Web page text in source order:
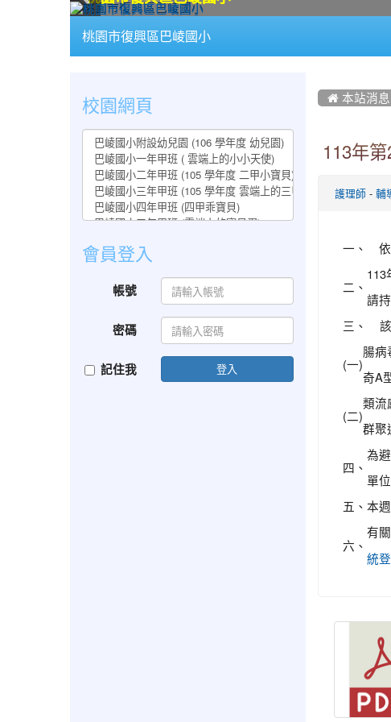
桃園市復興區巴崚國小
 本站消息
113年
護理師- 輔
一、
二、
113
請
三、
(一)
腸病
奇A
(二)
類流
群聚
四、
為
單
五、 本
六、
有
統
校園網頁
會員登入
帳號
密碼
記住我 登入